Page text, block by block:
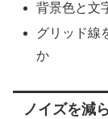
背景色と文
グリッド線
か
ノイズを減